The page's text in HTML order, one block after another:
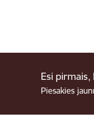
Esi
Piesakies